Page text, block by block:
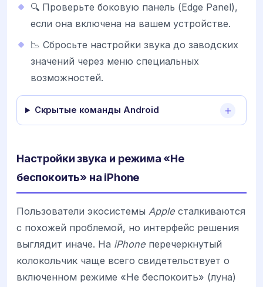
🔍 Проверьте боковую панель (Edge Panel),
если она включена на вашем устройстве.
📉 Сбросьте настройки звука до заводских
значений через меню специальных
возможностей.
Скрытые команды Android
Настройки звука и режима «Не
беспокоить» на iPhone
Пользователи экосистемы Apple сталкиваются
с похожей проблемой, но интерфейс решения
выглядит иначе. На iPhone перечеркнутый
колокольчик чаще всего свидетельствует о
включенном режиме «Не беспокоить» (луна)